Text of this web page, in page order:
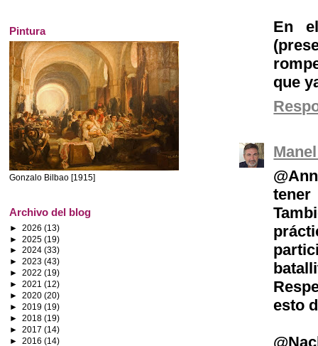
En
que
tener
esto
Pintura
Gonzalo Bilbao [1915]
Archivo del blog
► 2026 (13)
► 2025 (19)
► 2024 (33)
► 2023 (43)
► 2022 (19)
► 2021 (12)
► 2020 (20)
► 2019 (19)
► 2018 (19)
► 2017 (14)
► 2016 (14)